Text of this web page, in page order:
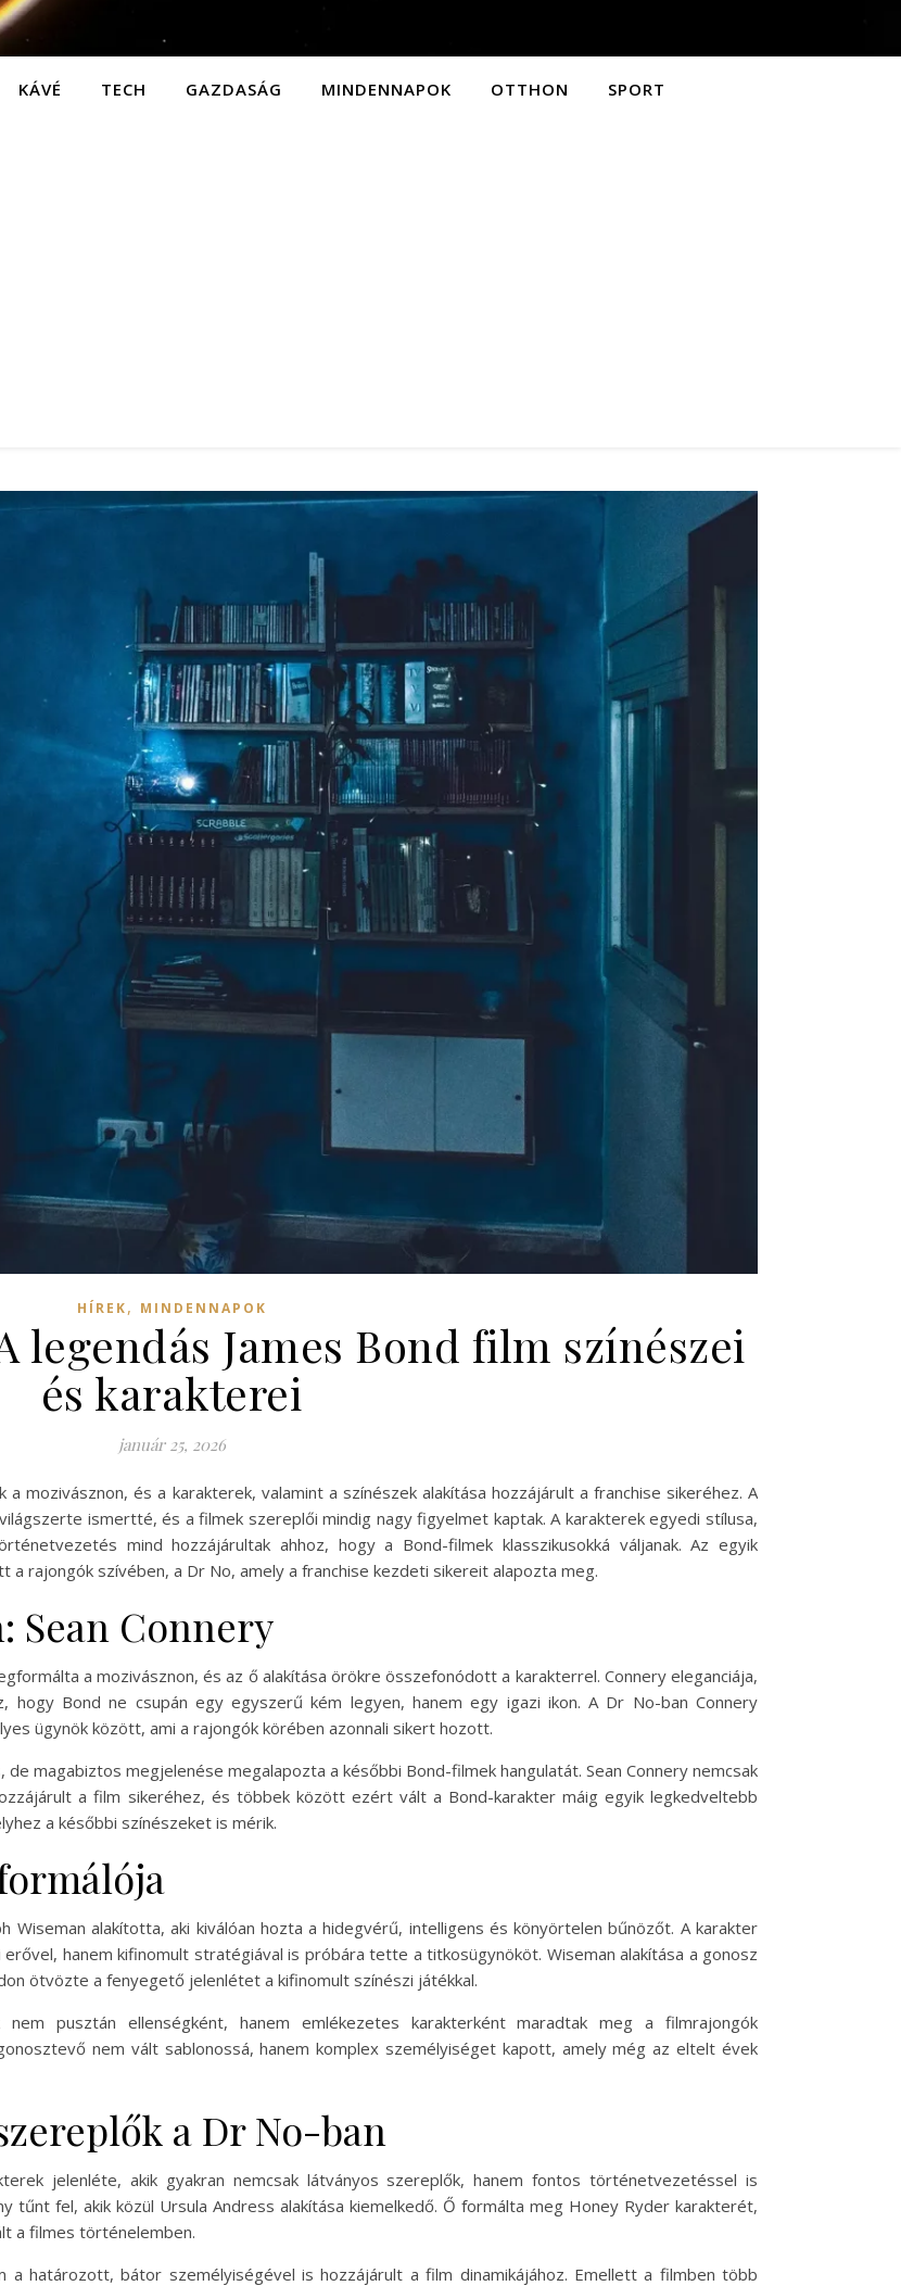
KÁVÉ TECH GAZDASÁG MINDENNAPOK OTTHON SPORT
HÍREK, MINDENNAPOK
legendás James Bond film színészei
és karakterei
január 25, 2026
mozivásznon, és a karakterek, valamint a színészek alakítása hozzájárult a franchise sikeréhez. A
ismertté, és a filmek szereplői mindig nagy figyelmet kaptak. A karakterek egyedi stílusa,
mind hozzájárultak ahhoz, hogy a Bond-filmek klasszikusokká váljanak. Az egyik
rajongók szívében, a Dr No, amely a franchise kezdeti sikereit alapozta meg.
Sean Connery
a mozivásznon, és az ő alakítása örökre összefonódott a karakterrel. Connery eleganciája,
hogy Bond ne csupán egy egyszerű kém legyen, hanem egy igazi ikon. A Dr No-ban Connery
ügynök között, ami a rajongók körében azonnali sikert hozott.
magabiztos megjelenése megalapozta a későbbi Bond-filmek hangulatát. Sean Connery nemcsak
a film sikeréhez, és többek között ezért vált a Bond-karakter máig egyik legkedveltebb
a későbbi színészeket is mérik.
Wiseman alakította, aki kiválóan hozta a hidegvérű, intelligens és könyörtelen bűnözőt. A karakter
hanem kifinomult stratégiával is próbára tette a titkosügynököt. Wiseman alakítása a gonosz
ötvözte a fenyegető jelenlétet a kifinomult színészi játékkal.
pusztán ellenségként, hanem emlékezetes karakterként maradtak meg a filmrajongók
nem vált sablonossá, hanem komplex személyiséget kapott, amely még az eltelt évek
a Dr No-ban
jelenléte, akik gyakran nemcsak látványos szereplők, hanem fontos történetvezetéssel is
tűnt fel, akik közül Ursula Andress alakítása kiemelkedő. Ő formálta meg Honey Ryder karakterét,
a filmes történelemben.
a határozott, bátor személyiségével is hozzájárult a film dinamikájához. Emellett a filmben több